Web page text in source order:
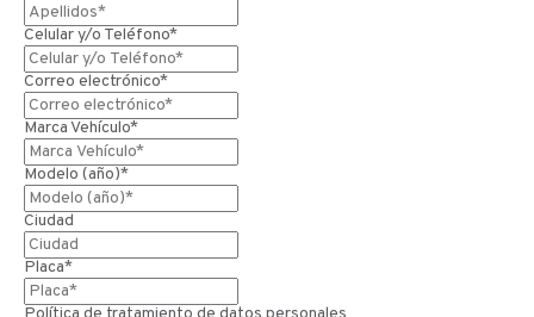
Celular y/o Teléfono*
Correo electrónico*
Marca Vehículo*
Modelo (año)*
Ciudad
Placa*